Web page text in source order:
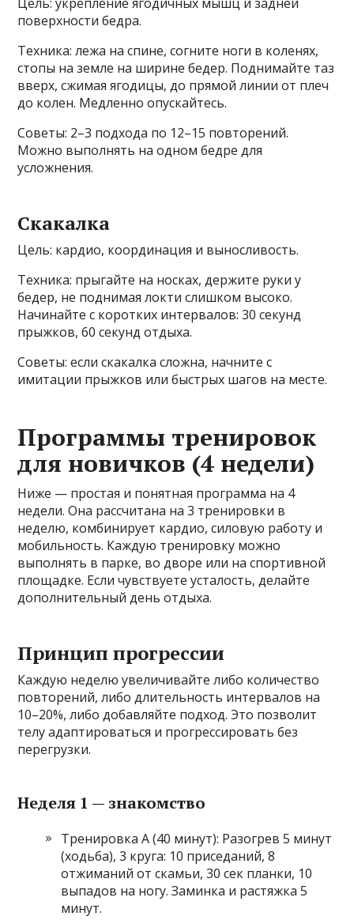
поверхности бедра.
Техника: лежа на спине, согните ноги в коленях,
стопы на земле на ширине бедер. Поднимайте таз
вверх, сжимая ягодицы, до прямой линии от плеч
до колен. Медленно опускайтесь.
Советы: 2–3 подхода по 12–15 повторений.
Можно выполнять на одном бедре для
усложнения.
Скакалка
Цель: кардио, координация и выносливость.
Техника: прыгайте на носках, держите руки у
бедер, не поднимая локти слишком высоко.
Начинайте с коротких интервалов: 30 секунд
прыжков, 60 секунд отдыха.
Советы: если скакалка сложна, начните с
имитации прыжков или быстрых шагов на месте.
Программы тренировок
для новичков (4 недели)
Ниже — простая и понятная программа на 4
недели. Она рассчитана на 3 тренировки в
неделю, комбинирует кардио, силовую работу и
мобильность. Каждую тренировку можно
выполнять в парке, во дворе или на спортивной
площадке. Если чувствуете усталость, делайте
дополнительный день отдыха.
Принцип прогрессии
Каждую неделю увеличивайте либо количество
повторений, либо длительность интервалов на
10–20%, либо добавляйте подход. Это позволит
телу адаптироваться и прогрессировать без
перегрузки.
Неделя 1 — знакомство
Тренировка A (40 минут): Разогрев 5 минут
(ходьба), 3 круга: 10 приседаний, 8
отжиманий от скамьи, 30 сек планки, 10
выпадов на ногу. Заминка и растяжка 5
минут.